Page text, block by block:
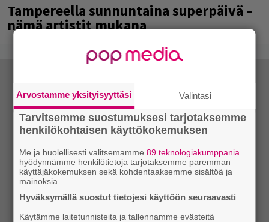
Tampereella sunnuntaina superpäivä –
nämä artistit mukana
Arvostamme yksityisyyttäsi Valintasi
Tarvitsemme suostumuksesi tarjotaksemme
henkilökohtaisen käyttökokemuksen
Me ja huolellisesti valitsemamme89 teknologiakumppania
hyödynnämme henkilötietoja tarjotaksemme paremman
käyttäjäkokemuksen sekä kohdentaaksemme sisältöä ja
mainoksia.
Hyväksymällä suostut tietojesi käyttöön seuraavasti
Käytämme laitetunnisteita ja tallennamme evästeitä